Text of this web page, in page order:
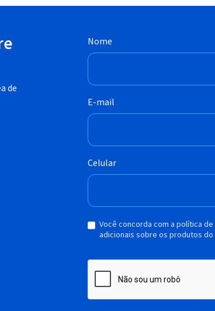
de
Nome
E-mail
Celular
Você concorda com a política
adicionais sobre os produtos do